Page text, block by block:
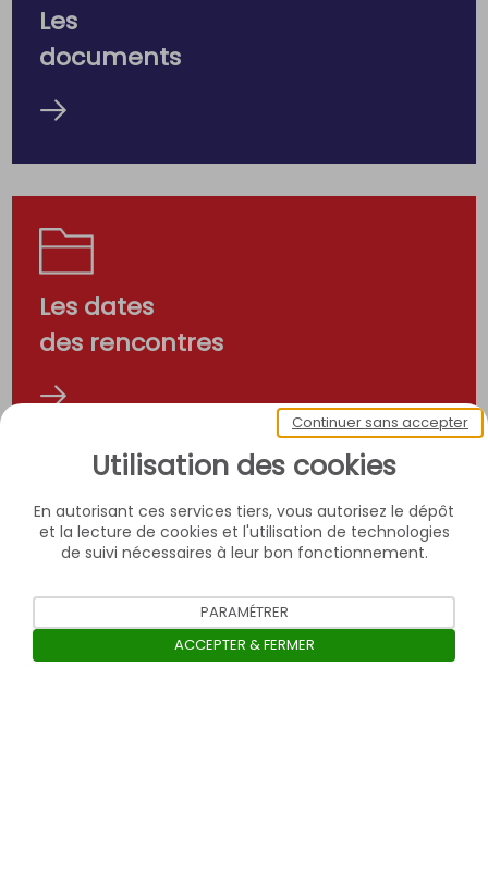
Les
documents
Les dates
des rencontres
Utilisation des cookies
En autorisant ces services tiers, vous autorisez le dépôt
et la lecture de cookies et l'utilisation de technologies
de suivi nécessaires à leur bon fonctionnement.
Continuer sans accepter
PARAMÉTRER
ACCEPTER & FERMER